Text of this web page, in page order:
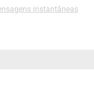
instantâneas